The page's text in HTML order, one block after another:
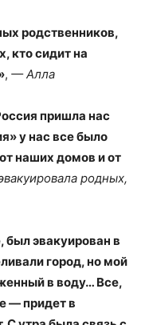
родственников,
кто сидит на
, — Алла
пришла нас
у нас все было
наших домов и от
родных,
эвакуирован в
город, но мой
в воду… Все,
— придет в